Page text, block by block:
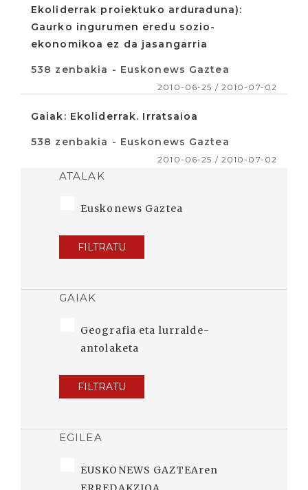
Ekoliderrak proiektuko arduraduna):
Gaurko ingurumen eredu sozio-
ekonomikoa ez da jasangarria
538 zenbakia - Euskonews Gaztea
2010-06-25 / 2010-07-02
Gaiak: Ekoliderrak. Irratsaioa
538 zenbakia - Euskonews Gaztea
2010-06-25 / 2010-07-02
ATALAK
Euskonews Gaztea
FILTRATU
GAIAK
Geografia eta lurralde-
antolaketa
FILTRATU
EGILEA
EUSKONEWS GAZTEAren